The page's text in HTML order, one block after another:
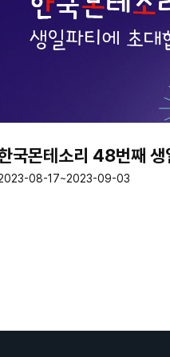
국몬테소리 48번째 생
08-17~2023-09-03